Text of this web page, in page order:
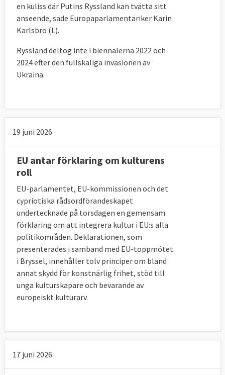
en kuliss där Putins Ryssland kan tvätta sitt
anseende, sade Europaparlamentariker Karin
Karlsbro (L).
Ryssland deltog inte i biennalerna 2022 och
2024 efter den fullskaliga invasionen av
Ukraina.
19 juni 2026
EU antar förklaring om kulturens
roll
EU-parlamentet, EU-kommissionen och det
cypriotiska rådsordförandeskapet
undertecknade på torsdagen en gemensam
förklaring om att integrera kultur i EU:s alla
politikområden. Deklarationen, som
presenterades i samband med EU-toppmötet
i Bryssel, innehåller tolv principer om bland
annat skydd för konstnärlig frihet, stöd till
unga kulturskapare och bevarande av
europeiskt kulturarv.
17 juni 2026